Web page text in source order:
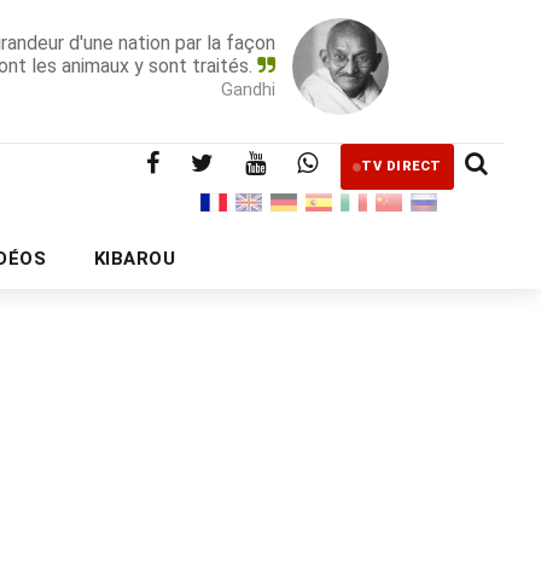
d'une nation par la façon
les animaux y sont traités.
Gandhi
TV DIRECT
KIBAROU